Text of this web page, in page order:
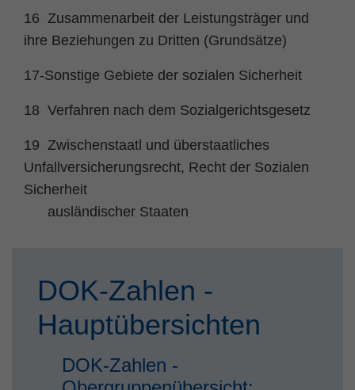
16 Zusammenarbeit der Leistungsträger und
ihre Beziehungen zu Dritten (Grundsätze)
17-Sonstige Gebiete der sozialen Sicherheit
18 Verfahren nach dem Sozialgerichtsgesetz
19 Zwischenstaatl und überstaatliches
Unfallversicherungsrecht, Recht der Sozialen
Sicherheit
ausländischer Staaten
DOK-Zahlen -
Hauptübersichten
DOK-Zahlen -
Laufzeit Ende der Sitzung
Zweck PHPs Standard Sitzungs Identifikation